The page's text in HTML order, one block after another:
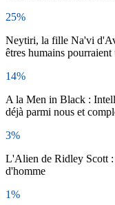
25%
Neytiri, la fille Na'vi
êtres humains
14%
A la Men in Black :
déjà parmi nous et
3%
L'Alien de Ridley Scott :
d'homme
1%